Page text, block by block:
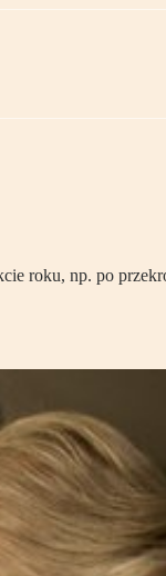
roku, np. po